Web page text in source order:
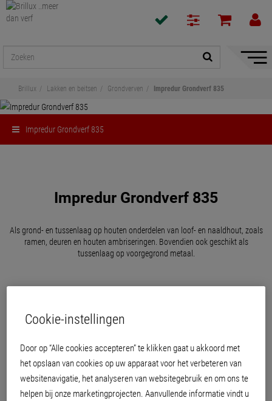
Brillux Lakken en beitsen Grondverven Impredur Grondverf 835
Impredur Grondverf 835
Impredur Grondverf 835
Als grond- en tussenlaag op houten onderdelen van loof- en naaldhout, zoals
ramen, deuren en houten ambriseringen. Bovendien ook geschikt als
tussenlaag op voorgegrond metaal.
Cookie-instellingen
Door op “Alle cookies accepteren” te klikken gaat u akkoord met
het opslaan van cookies op uw apparaat voor het verbeteren van
websitenavigatie, het analyseren van websitegebruik en om ons te
helpen bij onze marketingprojecten. Aanvullende informatie vindt u